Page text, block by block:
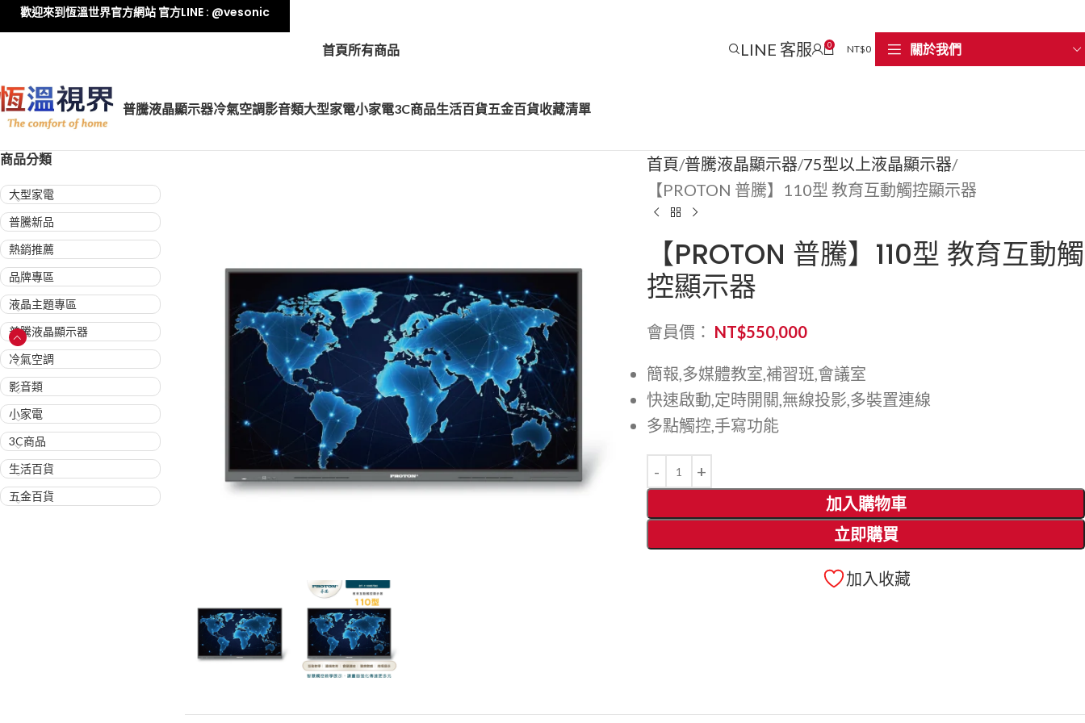
首頁所有商品 LINE 客服 0 NT$0 關於我們
普騰液晶顯示器冷氣空調影音類大型家電小家電3C商品生活百貨五金百貨收藏清單
商品分類
大型家電
普騰新品
熱銷推薦
品牌專區
液晶主題專區
普騰液晶顯示器
冷氣空調
影音類
小家電
3C商品
生活百貨
五金百貨
首頁 普騰液晶顯示器 75型以上液晶顯示器
【PROTON 普騰】110型 教育互動觸控顯示器
【PROTON 普騰】110型 教育互動觸
控顯示器
會員價： NT$550,000
簡報,多媒體教室,補習班,會議室
快速啟動,定時開關,無線投影,多裝置連線
多點觸控,手寫功能
加入購物車
立即購買
加入收藏
歡迎來到恆溫世界官方網站 官方LINE : @vesonic